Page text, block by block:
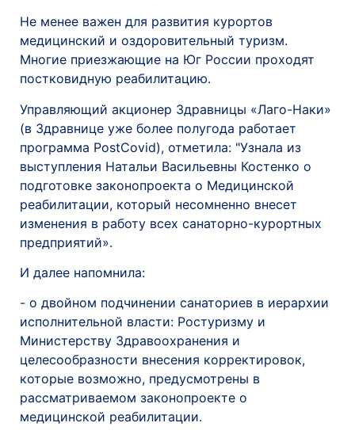
Не менее важен для развития курортов
медицинский и оздоровительный туризм.
Многие приезжающие на Юг России проходят
постковидную реабилитацию.
Управляющий акционер Здравницы «Лаго-Наки»
(в Здравнице уже более полугода работает
программа PostCovid), отметила: "Узнала из
выступления Натальи Васильевны Костенко о
подготовке законопроекта о Медицинской
реабилитации, который несомненно внесет
изменения в работу всех санаторно-курортных
предприятий».
И далее напомнила:
- о двойном подчинении санаториев в иерархии
исполнительной власти: Ростуризму и
Министерству Здравоохранения и
целесообразности внесения корректировок,
которые возможно, предусмотрены в
рассматриваемом законопроекте о
медицинской реабилитации.